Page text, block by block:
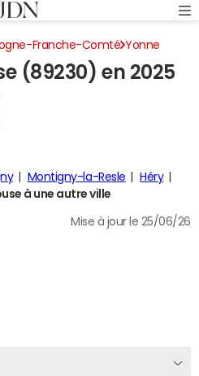
Franche-Comté Yonne
(89230) en 2025
Montigny-la-Resle
Héry
à une autre ville
Mise à jour le 25/06/26